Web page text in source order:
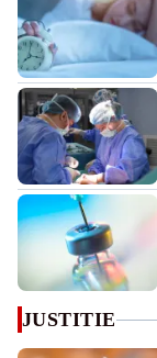
JUSTITIE